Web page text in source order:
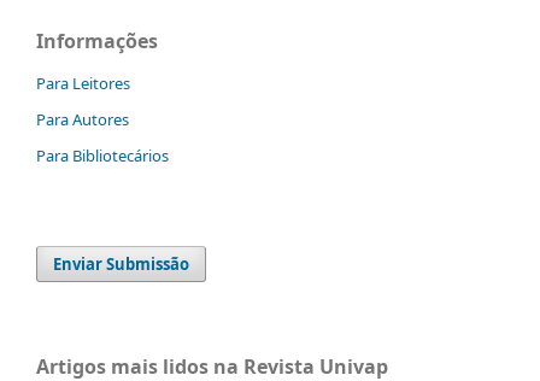
Informações
Para Leitores
Para Autores
Para Bibliotecários
Enviar Submissão
Artigos mais lidos na Revista Univap